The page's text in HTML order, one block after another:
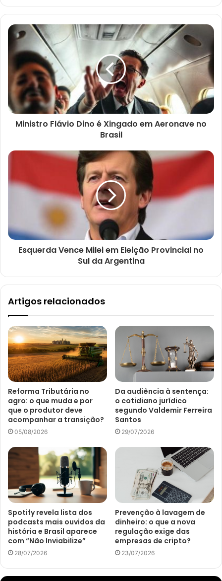
Ministro Flávio Dino é Xingado em Aeronave no
Brasil
Esquerda Vence Milei em Eleição Provincial no
Sul da Argentina
Artigos relacionados
Reforma Tributária no
agro: o que muda e por
que o produtor deve
acompanhar a transição?
05/08/2026
Da audiência à sentença:
o cotidiano jurídico
segundo Valdemir Ferreira
Santos
29/07/2026
Spotify revela lista dos
podcasts mais ouvidos da
história e Brasil aparece
com “Não Inviabilize”
28/07/2026
Prevenção à lavagem de
dinheiro: o que a nova
regulação exige das
empresas de cripto?
23/07/2026